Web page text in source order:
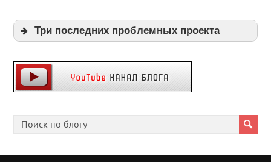
Три последних проблемных проекта
Playpayouts
Cfgliberty